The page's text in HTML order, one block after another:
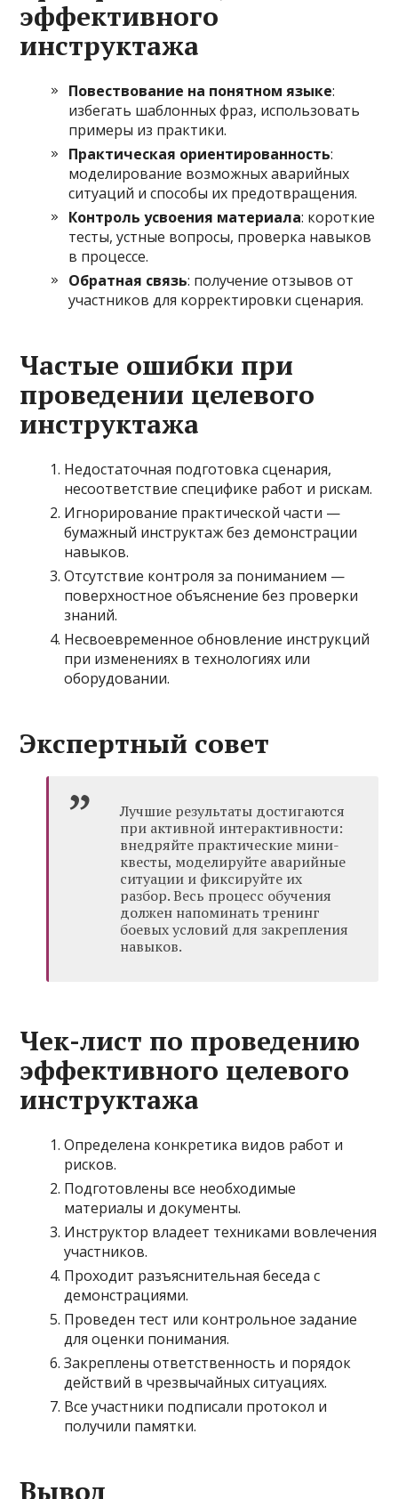
эффективного
инструктажа
Повествование на понятном языке:
избегать шаблонных фраз, использовать
примеры из практики.
Практическая ориентированность:
моделирование возможных аварийных
ситуаций и способы их предотвращения.
Контроль усвоения материала: короткие
тесты, устные вопросы, проверка навыков
в процессе.
Обратная связь: получение отзывов от
участников для корректировки сценария.
Частые ошибки при
проведении целевого
инструктажа
Недостаточная подготовка сценария,
несоответствие специфике работ и рискам.
Игнорирование практической части —
бумажный инструктаж без демонстрации
навыков.
Отсутствие контроля за пониманием —
поверхностное объяснение без проверки
знаний.
Несвоевременное обновление инструкций
при изменениях в технологиях или
оборудовании.
Экспертный совет
Лучшие результаты достигаются
при активной интерактивности:
внедряйте практические мини-
квесты, моделируйте аварийные
ситуации и фиксируйте их
разбор. Весь процесс обучения
должен напоминать тренинг
боевых условий для закрепления
навыков.
Чек-лист по проведению
эффективного целевого
инструктажа
Определена конкретика видов работ и
рисков.
Подготовлены все необходимые
материалы и документы.
Инструктор владеет техниками вовлечения
участников.
Проходит разъяснительная беседа с
демонстрациями.
Проведен тест или контрольное задание
для оценки понимания.
Закреплены ответственность и порядок
действий в чрезвычайных ситуациях.
Все участники подписали протокол и
получили памятки.
Вывод